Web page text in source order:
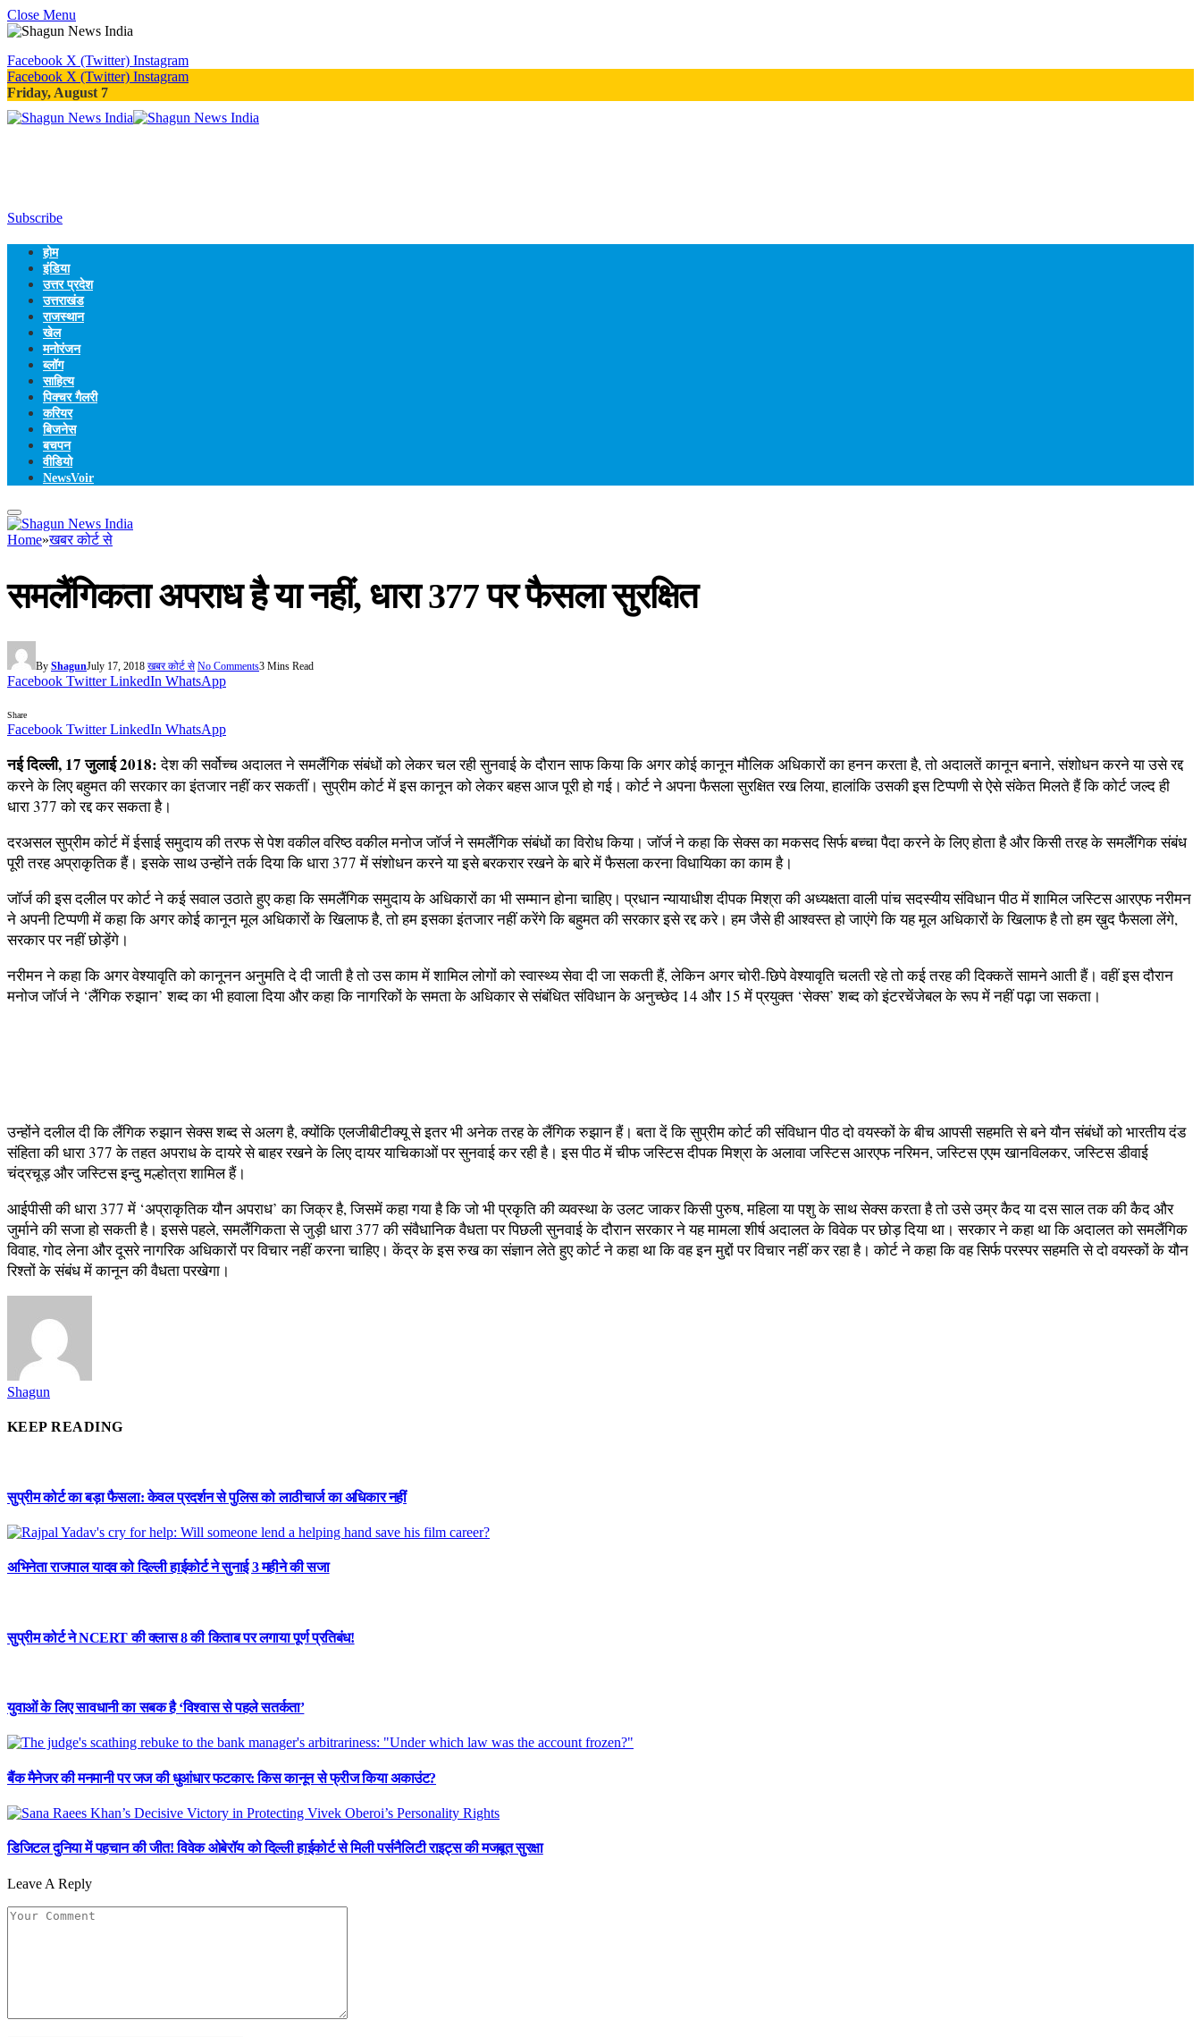
Close Menu
Facebook X (Twitter) Instagram
Facebook X (Twitter) Instagram
Friday, August 7
Subscribe
होम
इंडिया
उत्तर प्रदेश
उत्तराखंड
राजस्थान
खेल
मनोरंजन
ब्लॉग
साहित्य
पिक्चर गैलरी
करियर
बिजनेस
बचपन
वीडियो
NewsVoir
Home»खबर कोर्ट से
समलैंगिकता अपराध है या नहीं, धारा 377 पर फैसला सुरक्षित
By ShagunJuly 17, 2018 खबर कोर्ट से No Comments3 Mins Read
Facebook Twitter LinkedIn WhatsApp
Share
Facebook Twitter LinkedIn WhatsApp
नई दिल्ली, 17 जुलाई 2018:देश की सर्वोच्च अदालत ने समलैंगिक संबंधों को लेकर चल रही सुनवाई के दौरान साफ किया कि अगर कोई कानून मौलिक अधिकारों का हनन करता है, तो अदालतें कानून बनाने, संशोधन करने या उसे रद्द
करने के लिए बहुमत की सरकार का इंतजार नहीं कर सकतीं। सुप्रीम कोर्ट में इस कानून को लेकर बहस आज पूरी हो गई। कोर्ट ने अपना फैसला सुरक्षित रख लिया, हालांकि उसकी इस टिप्पणी से ऐसे संकेत मिलते हैं कि कोर्ट जल्द ही
धारा 377 को रद्द कर सकता है।
दरअसल सुप्रीम कोर्ट में ईसाई समुदाय की तरफ से पेश वकील वरिष्ठ वकील मनोज जॉर्ज ने समलैंगिक संबंधों का विरोध किया। जॉर्ज ने कहा कि सेक्स का मकसद सिर्फ बच्चा पैदा करने के लिए होता है और किसी तरह के समलैंगिक संबंध
पूरी तरह अप्राकृतिक हैं। इसके साथ उन्होंने तर्क दिया कि धारा 377 में संशोधन करने या इसे बरकरार रखने के बारे में फैसला करना विधायिका का काम है।
जॉर्ज की इस दलील पर कोर्ट ने कई सवाल उठाते हुए कहा कि समलैंगिक समुदाय के अधिकारों का भी सम्मान होना चाहिए। प्रधान न्यायाधीश दीपक मिश्रा की अध्यक्षता वाली पांच सदस्यीय संविधान पीठ में शामिल जस्टिस आरएफ नरीमन
ने अपनी टिप्पणी में कहा कि अगर कोई कानून मूल अधिकारों के खिलाफ है, तो हम इसका इंतजार नहीं करेंगे कि बहुमत की सरकार इसे रद्द करे। हम जैसे ही आश्वस्त हो जाएंगे कि यह मूल अधिकारों के खिलाफ है तो हम ख़ुद फैसला लेंगे,
सरकार पर नहीं छोड़ेंगे।
नरीमन ने कहा कि अगर वेश्यावृति को कानूनन अनुमति दे दी जाती है तो उस काम में शामिल लोगों को स्वास्थ्य सेवा दी जा सकती हैं, लेकिन अगर चोरी-छिपे वेश्यावृति चलती रहे तो कई तरह की दिक्कतें सामने आती हैं। वहीं इस दौरान
मनोज जॉर्ज ने ‘लैंगिक रुझान’ शब्द का भी हवाला दिया और कहा कि नागरिकों के समता के अधिकार से संबंधित संविधान के अनुच्छेद 14 और 15 में प्रयुक्त ‘सेक्स’ शब्द को इंटरचेंजेबल के रूप में नहीं पढ़ा जा सकता।
उन्होंने दलील दी कि लैंगिक रुझान सेक्स शब्द से अलग है, क्योंकि एलजीबीटीक्यू से इतर भी अनेक तरह के लैंगिक रुझान हैं। बता दें कि सुप्रीम कोर्ट की संविधान पीठ दो वयस्कों के बीच आपसी सहमति से बने यौन संबंधों को भारतीय दंड
संहिता की धारा 377 के तहत अपराध के दायरे से बाहर रखने के लिए दायर याचिकाओं पर सुनवाई कर रही है। इस पीठ में चीफ जस्टिस दीपक मिश्रा के अलावा जस्टिस आरएफ नरिमन, जस्टिस एएम खानविलकर, जस्टिस डीवाई
चंद्रचूड़ और जस्टिस इन्दु मल्होत्रा शामिल हैं।
आईपीसी की धारा 377 में ‘अप्राकृतिक यौन अपराध’ का जिक्र है, जिसमें कहा गया है कि जो भी प्रकृति की व्यवस्था के उलट जाकर किसी पुरुष, महिला या पशु के साथ सेक्स करता है तो उसे उम्र कैद या दस साल तक की कैद और
जुर्माने की सजा हो सकती है। इससे पहले, समलैंगिकता से जुड़ी धारा 377 की संवैधानिक वैधता पर पिछली सुनवाई के दौरान सरकार ने यह मामला शीर्ष अदालत के विवेक पर छोड़ दिया था। सरकार ने कहा था कि अदालत को समलैंगिक
विवाह, गोद लेना और दूसरे नागरिक अधिकारों पर विचार नहीं करना चाहिए। केंद्र के इस रुख का संज्ञान लेते हुए कोर्ट ने कहा था कि वह इन मुद्दों पर विचार नहीं कर रहा है। कोर्ट ने कहा कि वह सिर्फ परस्पर सहमति से दो वयस्कों के यौन
रिश्तों के संबंध में कानून की वैधता परखेगा।
Shagun
KEEP READING
सुप्रीम कोर्ट का बड़ा फैसला: केवल प्रदर्शन से पुलिस को लाठीचार्ज का अधिकार नहीं
अभिनेता राजपाल यादव को दिल्ली हाईकोर्ट ने सुनाई 3 महीने की सजा
सुप्रीम कोर्ट ने NCERT की क्लास 8 की किताब पर लगाया पूर्ण प्रतिबंध!
युवाओं के लिए सावधानी का सबक है ‘विश्वास से पहले सतर्कता’
बैंक मैनेजर की मनमानी पर जज की धुआंधार फटकार: किस कानून से फ्रीज किया अकाउंट?
डिजिटल दुनिया में पहचान की जीत! विवेक ओबेरॉय को दिल्ली हाईकोर्ट से मिली पर्सनैलिटी राइट्स की मजबूत सुरक्षा
Leave A Reply